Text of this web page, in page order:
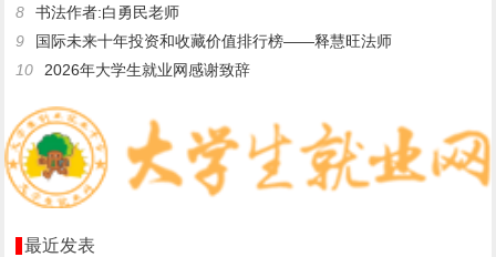
8
书法作者:白勇民老师
9
国际未来十年投资和收藏价值排行榜——释慧旺法师
10
2026年大学生就业网感谢致辞
最近发表